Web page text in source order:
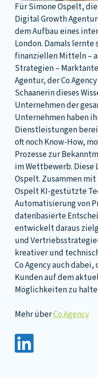
Für Simone Ospelt,
Digital Growth
dem Aufbau eines
London. Damals
finanziellen Mitteln –
Strategien –
Agentur, der Co
Schaanerin dieses
Unternehmen der
Unternehmen haben
Dienstleistungen
oft noch Know-How,
Prozesse zur
im Wettbewerb. Diese
Ospelt. Zusammen
Ospelt KI-gestützte
Automatisierung von
datenbasierte
entwickelt daraus
und
kreativer und
Co Agency auch
Kunden auf dem
Möglichkeiten zu
Mehr überCo Agency